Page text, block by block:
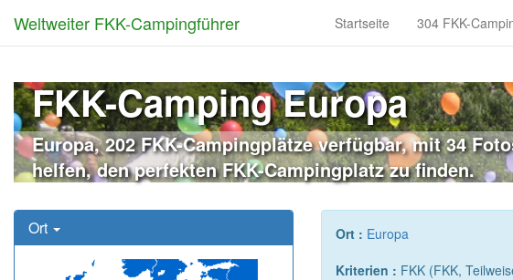
Weltweiter FKK-Campingführer Startseite 304 FKK-
FKK-Camping Europa
Europa, 202 FKK-Campingplätze verfügbar, mit 34
helfen, den perfekten FKK-Campingplatz zu finden.
Ort Ort : Europa
Kriterien : FKK (FKK,